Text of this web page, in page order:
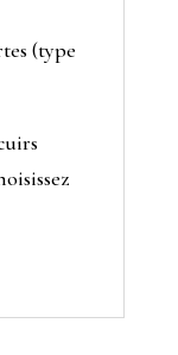
(type